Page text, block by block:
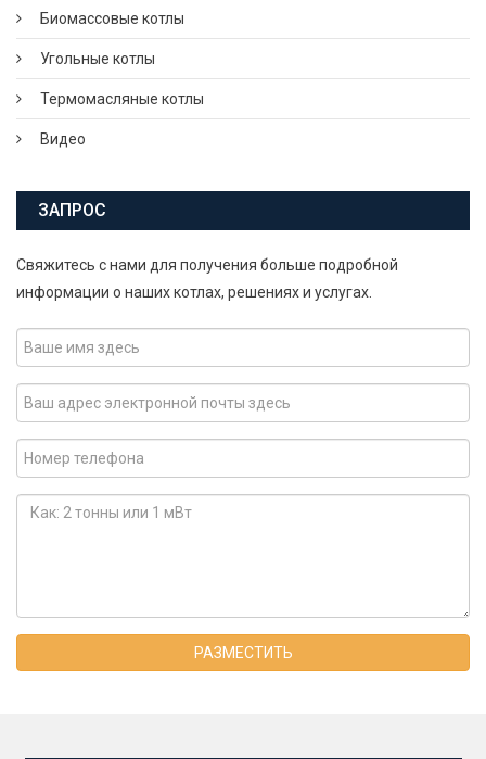
Биомассовые котлы
Угольные котлы
Термомасляные котлы
Видео
ЗАПРОС
Свяжитесь с нами для получения больше подробной
информации о наших котлах, решениях и услугах.
РАЗМЕСТИТЬ